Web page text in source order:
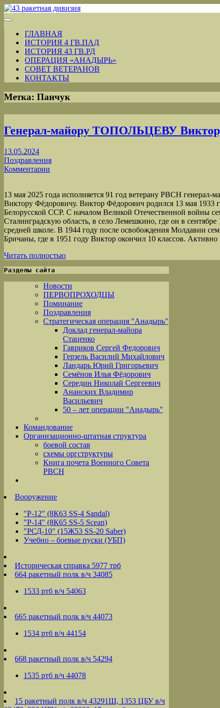
ГЛАВНАЯ
ИСТОРИЯ 4 ГВ.ПАД
ИСТОРИЯ 43 ГВ.РД
ОПЕРАЦИЯ «АНАДЫРЬ»
СОВЕТ ВЕТЕРАНОВ
КОНТАКТЫ
Метка: Панчук
Генерал-майору ТОПОЛЬЦЕВУ
13.05.2024
Поздравления
Комментарии
13 мая 2025 года исполняется 91 год ветерану РВСН
Виктору Фёдоровичу. Виктор Фёдорович родился 13 мая 1933
Белорусской ССР. С началом Великой Отечественной войны
Сталинградскую область, в село Лемешкино, где он в сентябре
средней школе. В 1944 году после освобождения Молдавии
Бричаны, где в 1951 году Виктор окончил 10 классов.
Читать полностью
Разделы сайта
Новости
ПЕРВОПРОХОДЦЫ
Поминание
Поздравления
Стратегическая операция "Анадырь"
Доклад генерал-майора
Стаценко
Гавриков Сергей Федорович
Герзель Василий Михайлович
Ландарь Юрий Григорьевич
Семёнов Илья Фёдорович
Середин Николай Сергеевич
Ананских Владимир
Васильевич
50 – лет операции "Анадырь"
Командование
Организационно-штатная структура
боевой состав
схемы оргструктуры
Книга почета Военного Совета
РВСН
Вооружение
"Р-12" (8К63 SS-4 Sandal)
"Р-14" (8К65 SS-5 Scean)
"РСД-10" (15Ж53 SS-20 Saber)
Учебно – боевые пуски (УБП)
Историческая справка 5977 трб
664 ракетный полк в/ч 34085
1533 ртб в/ч 54063
665 ракетный полк в/ч 44073
1534 ртб в/ч 44154
668 ракетный полк в/ч 54294
1535 ртб в/ч 44078
15 ракетный полк в/ч 43291Ш, 1353 ЦБУ в/ч